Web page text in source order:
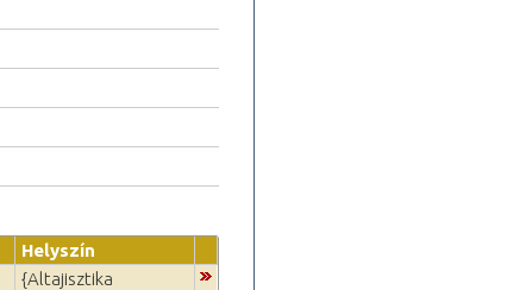
Helyszín
{Altajisztika